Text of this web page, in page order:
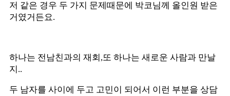
저 같은 경우 두 가지 문제때문에 박코님께 올인원 받은
거였거든요.
하나는 전남친과의 재회,또 하나는 새로운 사람과 만날
지..
두 남자를 사이에 두고 고민이 되어서 이런 부분을 상담